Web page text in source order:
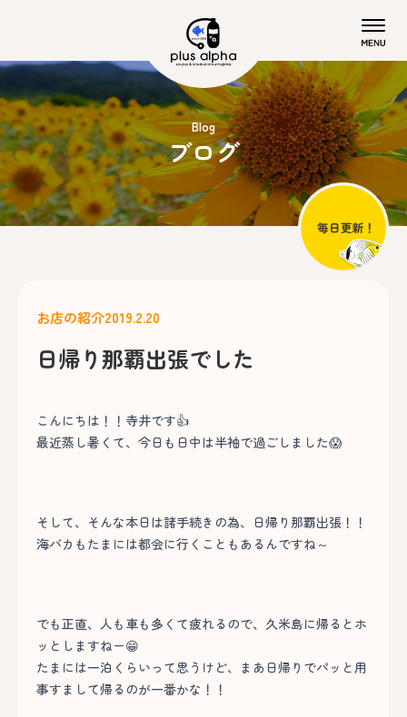
Blog
ブログ
お店の紹介2019.2.20
日帰り那覇出張でした
こんにちは！！寺井です👍
最近蒸し暑くて、今日も日中は半袖で過ごしました😱
そして、そんな本日は諸手続きの為、日帰り那覇出張！！
海バカもたまには都会に行くこともあるんですね～
でも正直、人も車も多くて疲れるので、久米島に帰るとホ
ッとしますねー😁
たまには一泊くらいって思うけど、まあ日帰りでパッと用
事すまして帰るのが一番かな！！